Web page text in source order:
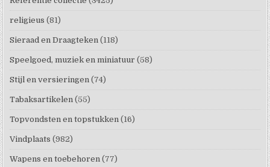
religieus (81)
Sieraad en Draagteken (118)
Speelgoed, muziek en miniatuur (58)
Stijl en versieringen (74)
Tabaksartikelen (55)
Topvondsten en topstukken (16)
Vindplaats (982)
Wapens en toebehoren (77)